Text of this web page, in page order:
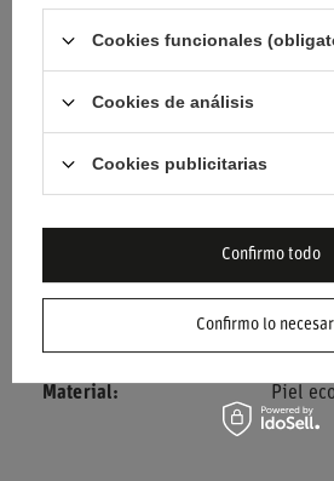
Condición Nuevo
Categoría
Marca
Color Azul
Material Piel
Cookies funcionales
Cookies de análisis
Cookies publicitarias
Confirmo lo
Confirmo todo